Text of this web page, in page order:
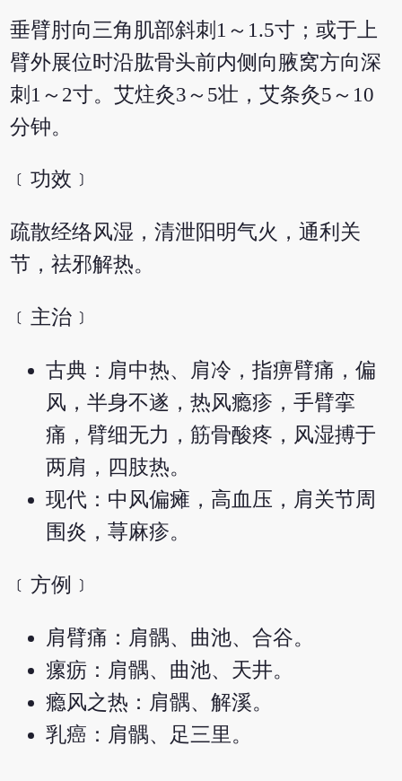
垂臂肘向三角肌部斜刺1～1.5寸；或于上
臂外展位时沿肱骨头前内侧向腋窝方向深
刺1～2寸。艾炷灸3～5壮，艾条灸5～10
分钟。
﹝功效﹞
疏散经络风湿，清泄阳明气火，通利关
节，祛邪解热。
﹝主治﹞
古典：肩中热、肩冷，指痹臂痛，偏
风，半身不遂，热风瘾疹，手臂挛
痛，臂细无力，筋骨酸疼，风湿搏于
两肩，四肢热。
现代：中风偏瘫，高血压，肩关节周
围炎，荨麻疹。
﹝方例﹞
肩臂痛：肩髃、曲池、合谷。
瘰疬：肩髃、曲池、天井。
瘾风之热：肩髃、解溪。
乳癌：肩髃、足三里。